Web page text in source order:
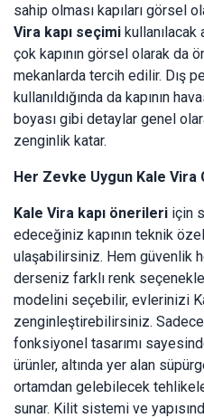
sahip olması kapıları görsel
Vira kapı seçimi
çok kapının görsel olarak da
mekanlarda tercih edilir. Dış
kullanıldığında da kapının
boyası gibi detaylar genel
zenginlik katar.
Her Zevke Uygun Kale Vira
Kale Vira kapı önerileri için
edeceğiniz kapının teknik
ulaşabilirsiniz. Hem güvenlik
derseniz farklı renk
modelini seçebilir, evlerinizi
zenginleştirebilirsiniz.
fonksiyonel tasarımı
ürünler, altında yer alan
ortamdan gelebilecek
sunar. Kilit sistemi ve